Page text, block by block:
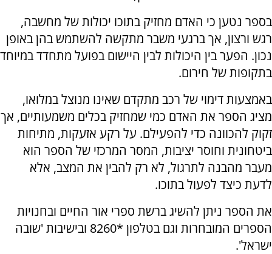
בספר נטען כי האדם מחזיק בתוכו יכולות של מחשבה,
רגש ורצון, אך ברגעי משבר מתקשה להשתמש בהן באופן
נכון. הפער בין היכולות לבין היישום בפועל מתחדד במיוחד
בתקופות של חירום.
באמצעות דימוי של רכב מתקדם שאינו מנוצל במלואו,
מציג הספר את האדם כמי שמחזיק בכלים משמעותיים, אך
זקוק להכוונה כדי להפעילם. על רקע אזעקות, מתיחות
ביטחונית וחוסר יציבות, המסר המרכזי של הספר הוא
מעבר מהבנה לתרגול, לא רק להבין את המצב, אלא
לדעת כיצד לפעול בתוכו.
את הספר ניתן להשיג ברשת ספרי אור החיים ובחנויות
הספרים המובחרות וגם בטלפון *8260 ובישיבות 'שובה
ישראל'.